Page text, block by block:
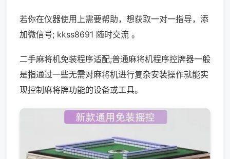
若你在仪器使用上需要帮助，想获取一对一指导，添
加微信号; kkss8691 随时交流 。
二手麻将机免装程序适配;普通麻将机程序控牌器一般
是指通过一些无需对麻将机进行复杂安装操作就能实
现控制麻将牌功能的设备或工具。